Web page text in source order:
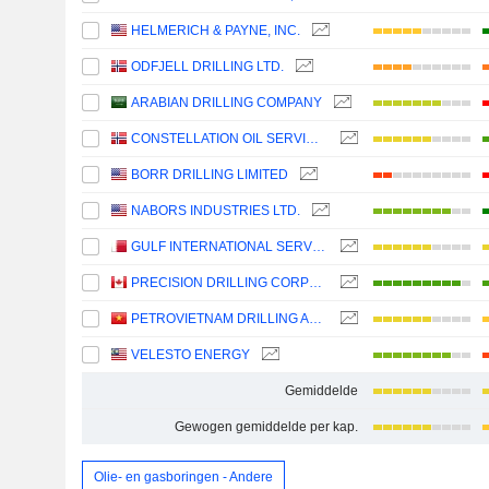
HELMERICH & PAYNE, INC.
ODFJELL DRILLING LTD.
ARABIAN DRILLING COMPANY
CONSTELLATION OIL SERVICES HOLDING S.A.
BORR DRILLING LIMITED
NABORS INDUSTRIES LTD.
GULF INTERNATIONAL SERVICES Q.P.S.C.
PRECISION DRILLING CORPORATION
PETROVIETNAM DRILLING AND WELL SERVICES CORPORATION
VELESTO ENERGY
Gemiddelde
Gewogen gemiddelde per kap.
Olie- en gasboringen - Andere